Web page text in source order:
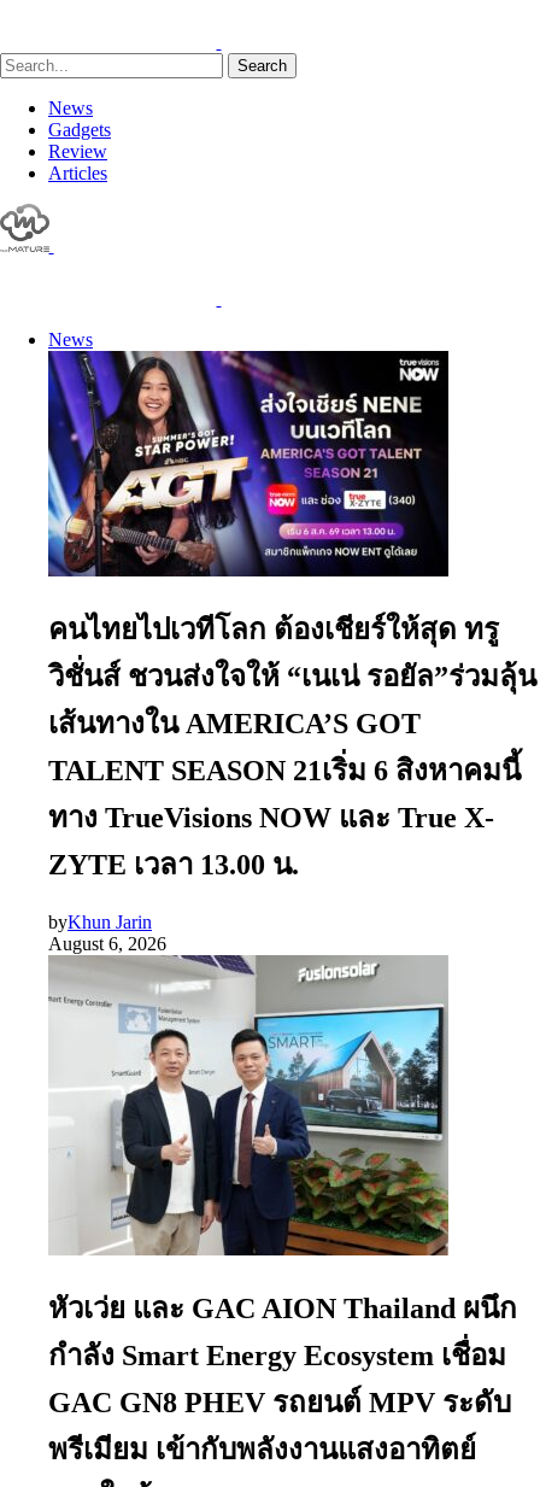
Search
News
Gadgets
Review
Articles
News
คนไทยไปเวทีโลก ต้องเชียร์ให้สุด ทรู
วิชั่นส์ ชวนส่งใจให้ “เนเน่ รอยัล”ร่วมลุ้น
เส้นทางใน AMERICA’S GOT
TALENT SEASON 21เริ่ม 6 สิงหาคมนี้
ทาง TrueVisions NOW และ True X-
ZYTE เวลา 13.00 น.
byKhun Jarin
August 6, 2026
หัวเว่ย และ GAC AION Thailand ผนึก
กำลัง Smart Energy Ecosystem เชื่อม
GAC GN8 PHEV รถยนต์ MPV ระดับ
พรีเมียม เข้ากับพลังงานแสงอาทิตย์